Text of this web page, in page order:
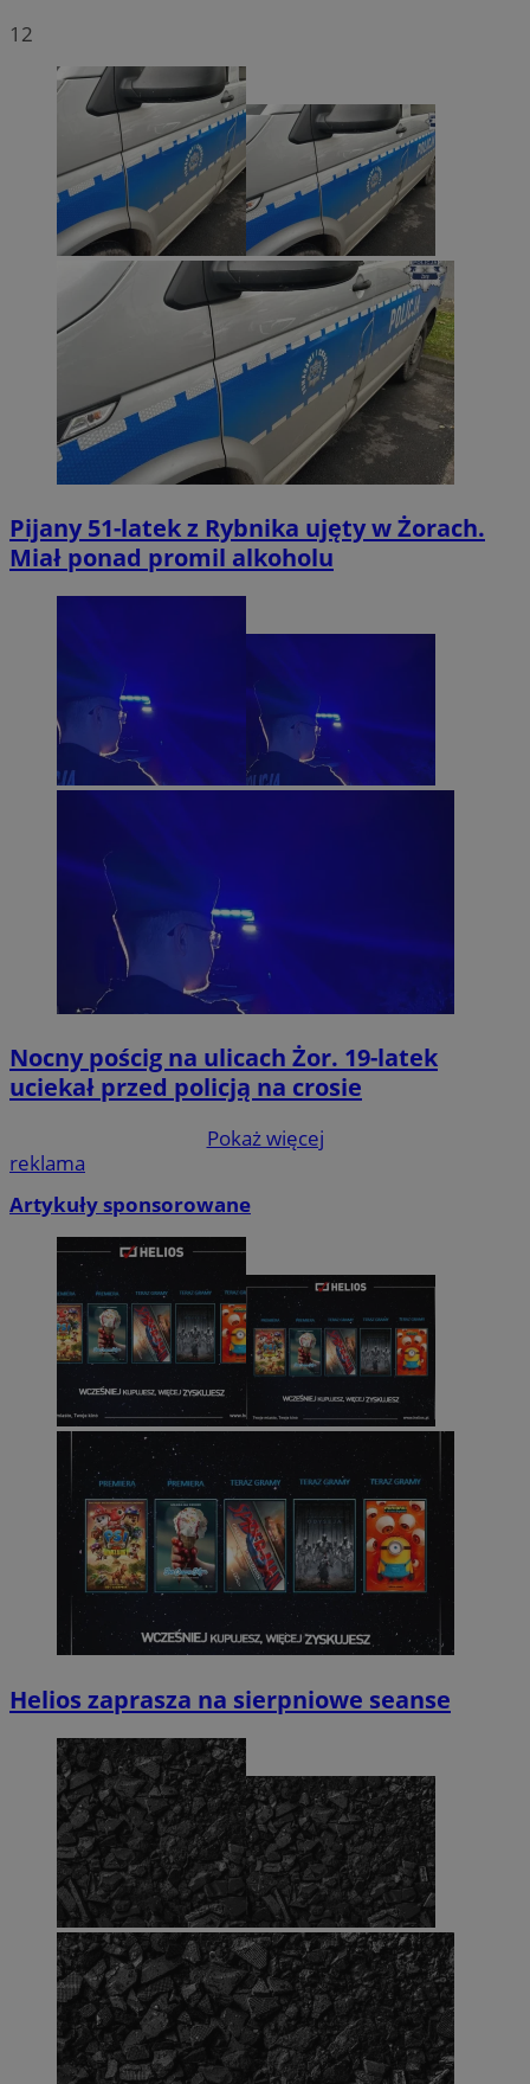
12
Pijany 51-latek z Rybnika ujęty w Żorach.
Miał ponad promil alkoholu
Nocny pościg na ulicach Żor. 19-latek
uciekał przed policją na crosie
Pokaż więcej
reklama
Artykuły sponsorowane
Helios zaprasza na sierpniowe seanse